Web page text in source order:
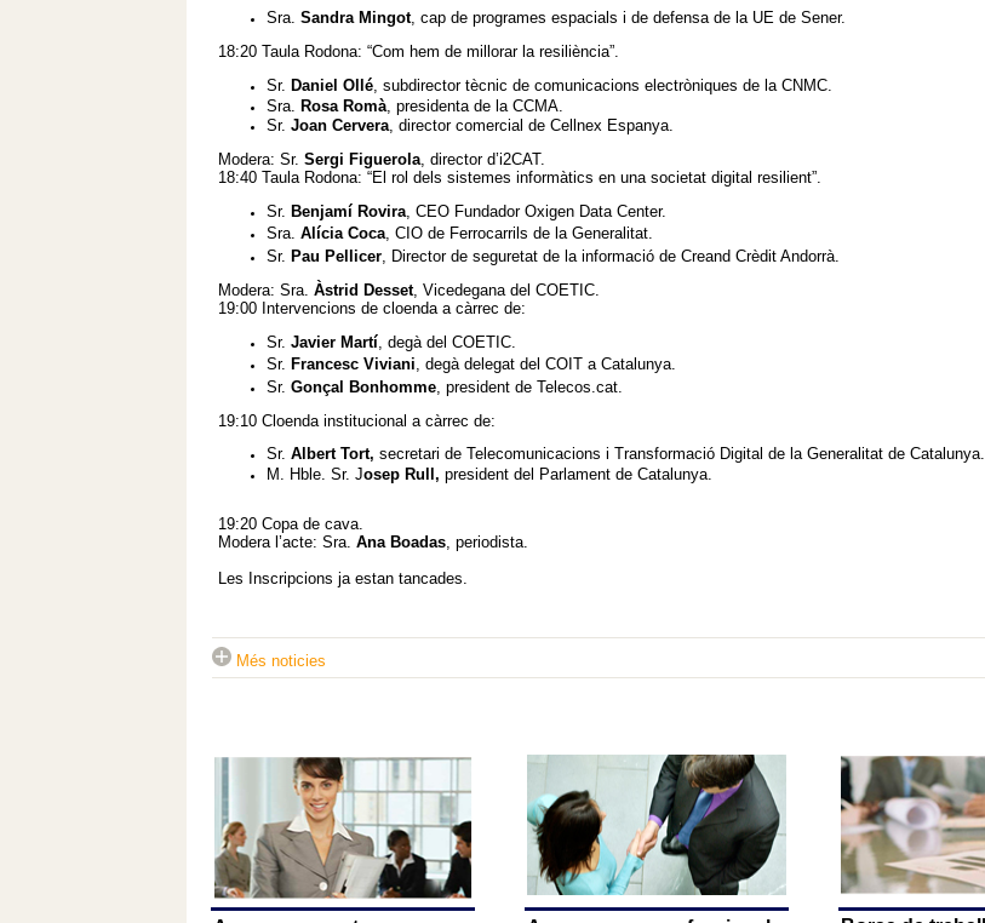
Sra. Sandra Mingot, cap de programes espacials i de defensa de la UE de Sener.
18:20 Taula Rodona: “Com hem de millorar la resiliència”.
Sr. Daniel Ollé, subdirector tècnic de comunicacions electròniques de la CNMC.
Sra. Rosa Romà , presidenta de la CCMA.
Sr. Joan Cervera, director comercial de Cellnex Espanya.
Modera: Sr. Sergi Figuerola , director d’i2CAT.
18:40 Taula Rodona: “El rol dels sistemes informàtics en una societat digital resilient”.
Sr. Benjamí Rovira , CEO Fundador Oxigen Data Center.
Sra. Alícia Coca, CIO de Ferrocarrils de la Generalitat.
Sr. Pau Pellicer, Director de seguretat de la informació de Creand Crèdit Andorrà.
Modera: Sra. Àstrid Desset, Vicedegana del COETIC.
19:00 Intervencions de cloenda a càrrec de:
Sr. Javier Martí , degà del COETIC.
Sr. Francesc Viviani, degà delegat del COIT a Catalunya.
Sr. Gonçal Bonhomme , president de Telecos.cat.
19:10 Cloenda institucional a càrrec de:
Sr. Albert Tort, secretari de Telecomunicacions i Transformació Digital de la Generalitat de Catalunya.
M. Hble. Sr. Josep Rull, president del Parlament de Catalunya.
19:20 Copa de cava.
Modera l’acte: Sra. Ana Boadas , periodista.
Les Inscripcions ja estan tancades.
Més noticies